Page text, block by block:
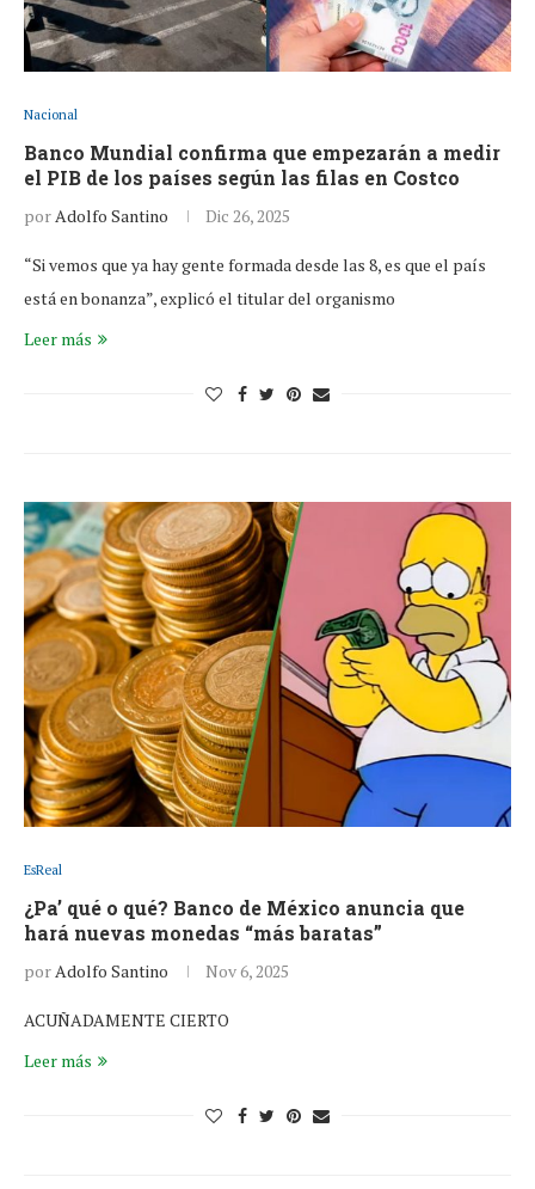
Nacional
Banco Mundial confirma que empezarán a medir
el PIB de los países según las filas en Costco
porAdolfo Santino Dic 26, 2025
“Si vemos que ya hay gente formada desde las 8, es que el país
está en bonanza”, explicó el titular del organismo
Leer más
EsReal
¿Pa’ qué o qué? Banco de México anuncia que
hará nuevas monedas “más baratas”
porAdolfo Santino Nov 6, 2025
ACUÑADAMENTE CIERTO
Leer más